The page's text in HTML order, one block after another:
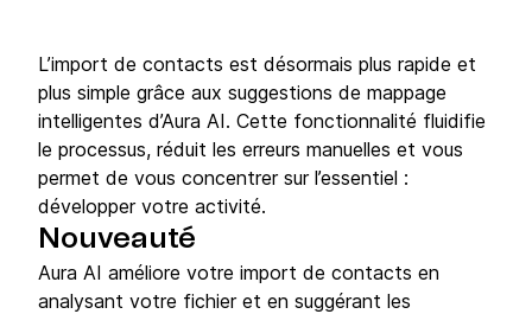
L’import de contacts est désormais plus rapide et
plus simple grâce aux suggestions de mappage
intelligentes d’Aura AI. Cette fonctionnalité fluidifie
le processus, réduit les erreurs manuelles et vous
permet de vous concentrer sur l’essentiel :
développer votre activité.
Nouveauté
Aura AI améliore votre import de contacts en
analysant votre fichier et en suggérant les